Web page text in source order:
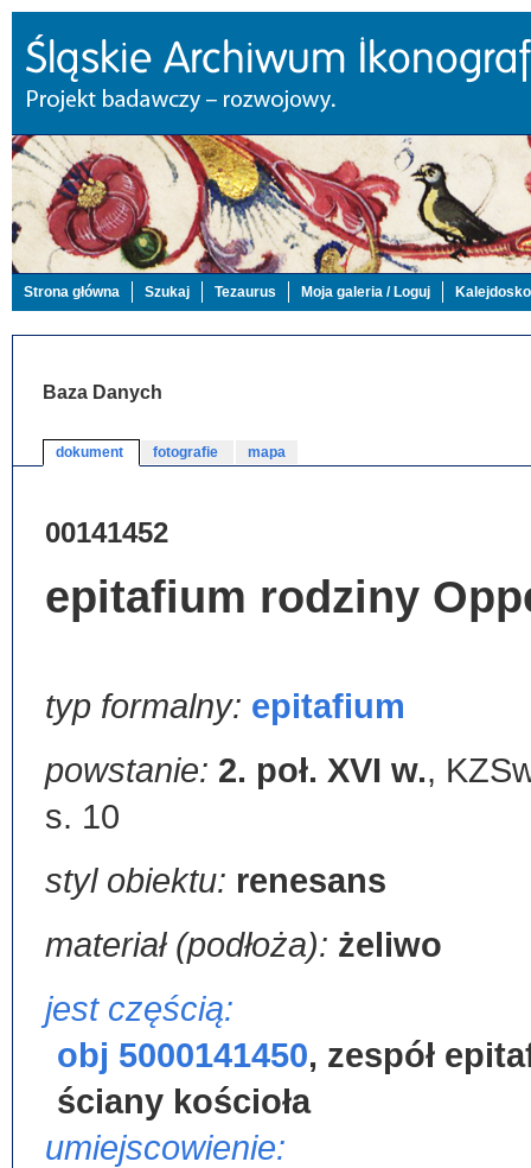
Strona główna Szukaj Tezaurus Moja galeria / Loguj
Baza Danych
dokument fotografie mapa
00141452
epitafium rodziny
typ formalny: epitafium
powstanie: 2. poł. XVI w.,
s. 10
styl obiektu: renesans
materiał (podłoża): żeliwo
jest częścią:
obj 5000141450, zespół
ściany kościoła
umiejscowienie: